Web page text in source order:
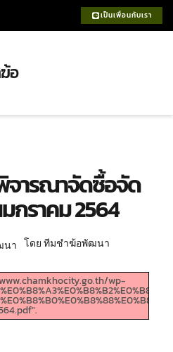
เป็นเพื่อนกับเรา
อ
จารณาจัดซื้อจัด
กราคม 2564
โดย ทีมชำฆ้อพัฒนา
wp-